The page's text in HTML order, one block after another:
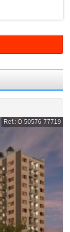
Ref.: O-50576-77719